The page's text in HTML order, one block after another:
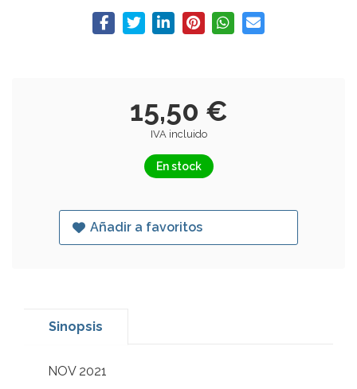
15,50 €
IVA incluido
En stock
Añadir a favoritos
Sinopsis
NOV 2021